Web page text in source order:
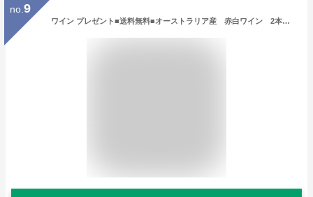
no. 9
ワイン プレゼント■送料無料■オーストラリア産 赤白ワイン 2本組 ギフトセット ヒドゥン・パール 2本セット ワイン プレゼント /お酒 プレゼント おしゃれ/ お祝い / 結婚祝い / 誕生日